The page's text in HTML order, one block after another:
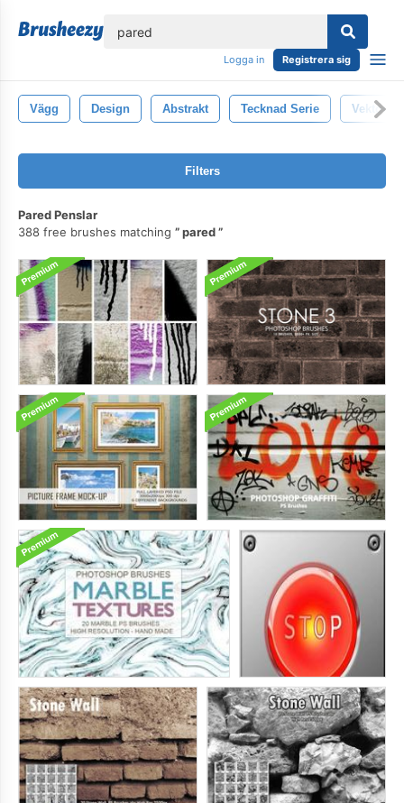
Logga in Registrera sig
Vägg Design Abstrakt Tecknad Serie Vektor
Filters
Pared Penslar
388 free brushes matching
pared